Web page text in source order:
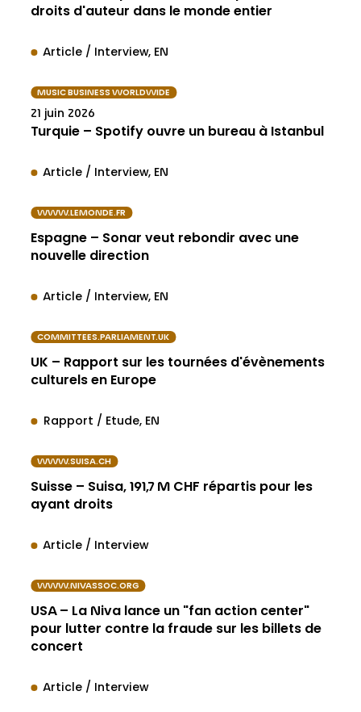
droits d'auteur dans le monde entier
Article / Interview EN
MUSIC BUSINESS WORLDWIDE
21 juin 2026
Turquie – Spotify ouvre un bureau à Istanbul
Article / Interview EN
WWW.LEMONDE.FR
Espagne – Sonar veut rebondir avec une
nouvelle direction
Article / Interview EN
COMMITTEES.PARLIAMENT.UK
UK – Rapport sur les tournées d'évènements
culturels en Europe
Rapport / Etude EN
WWW.SUISA.CH
Suisse – Suisa, 191,7 M CHF répartis pour les
ayant droits
Article / Interview
WWW.NIVASSOC.ORG
USA – La Niva lance un "fan action center"
pour lutter contre la fraude sur les billets de
concert
Article / Interview